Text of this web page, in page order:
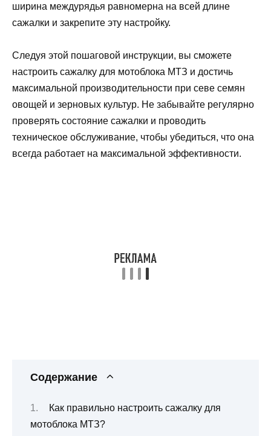
ширина междурядья равномерна на всей длине
сажалки и закрепите эту настройку.
Следуя этой пошаговой инструкции, вы сможете
настроить сажалку для мотоблока МТЗ и достичь
максимальной производительности при севе семян
овощей и зерновых культур. Не забывайте регулярно
проверять состояние сажалки и проводить
техническое обслуживание, чтобы убедиться, что она
всегда работает на максимальной эффективности.
Содержание
Как правильно настроить сажалку для
мотоблока МТЗ?